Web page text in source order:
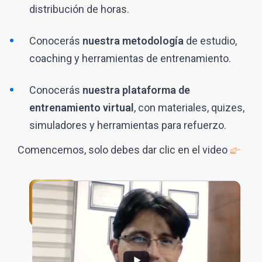
distribución de horas.
Conocerás nuestra metodología de estudio,
coaching y herramientas de entrenamiento.
Conocerás nuestra plataforma de
entrenamiento virtual, con materiales, quizes,
simuladores y herramientas para refuerzo.
Comencemos, solo debes dar clic en el video